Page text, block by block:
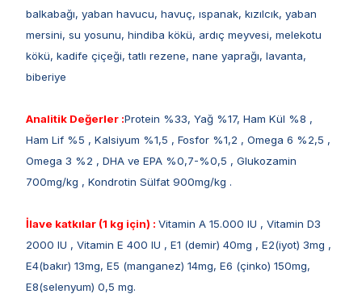
balkabağı, yaban havucu, havuç, ıspanak, kızılcık, yaban
mersini, su yosunu, hindiba kökü, ardıç meyvesi, melekotu
kökü, kadife çiçeği, tatlı rezene, nane yaprağı, lavanta,
biberiye
Analitik Değerler :Protein %33, Yağ %17, Ham Kül %8 ,
Ham Lif %5 , Kalsiyum %1,5 , Fosfor %1,2 , Omega 6 %2,5 ,
Omega 3 %2 , DHA ve EPA %0,7-%0,5 , Glukozamin
700mg/kg , Kondrotin Sülfat 900mg/kg .
İlave katkılar (1 kg için) : Vitamin A 15.000 IU , Vitamin D3
2000 IU , Vitamin E 400 IU , E1 (demir) 40mg , E2(iyot) 3mg ,
E4(bakır) 13mg, E5 (manganez) 14mg, E6 (çinko) 150mg,
E8(selenyum) 0,5 mg.